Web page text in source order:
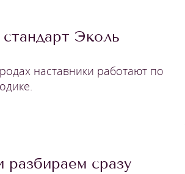
Эколь
наставники работают по
сразу